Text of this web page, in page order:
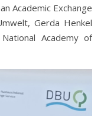
Academic Exchange
Gerda Henkel
Academy of